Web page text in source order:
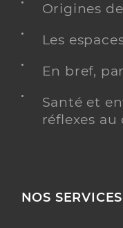
Origines
Les
En bref,
Santé et
réflexes
NOS SERVICES